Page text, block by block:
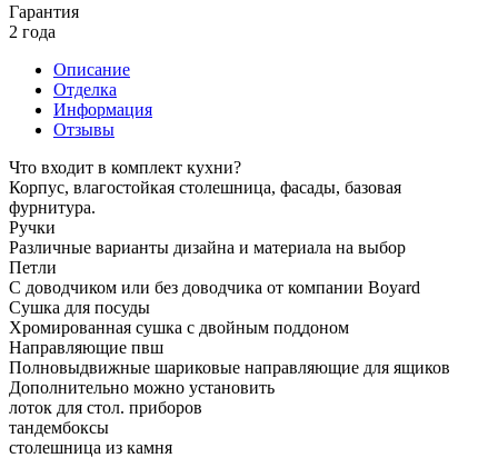
Гарантия
2 года
Описание
Отделка
Информация
Отзывы
Что входит в комплект кухни?
Корпус, влагостойкая столешница, фасады, базовая
фурнитура.
Ручки
Различные варианты дизайна и материала на выбор
Петли
С доводчиком или без доводчика от компании Boyard
Сушка для посуды
Хромированная сушка с двойным поддоном
Направляющие пвш
Полновыдвижные шариковые направляющие для ящиков
Дополнительно можно установить
лоток для стол. приборов
тандембоксы
столешница из камня